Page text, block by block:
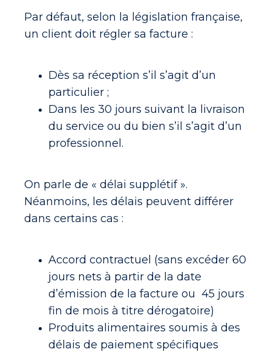
Par défaut, selon la législation française,
un client doit régler sa facture :
Dès sa réception s’il s’agit d’un
particulier ;
Dans les 30 jours suivant la livraison
du service ou du bien s’il s’agit d’un
professionnel.
On parle de « délai supplétif ».
Néanmoins, les délais peuvent différer
dans certains cas :
Accord contractuel (sans excéder 60
jours nets à partir de la date
d’émission de la facture ou 45 jours
fin de mois à titre dérogatoire)
Produits alimentaires soumis à des
délais de paiement spécifiques